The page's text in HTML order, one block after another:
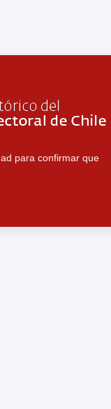
para confirmar que